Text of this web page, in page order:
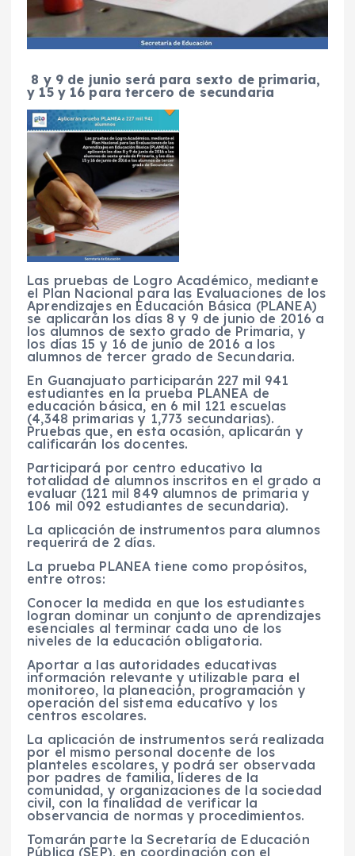
8 y 9 de junio será para sexto de primaria,
y 15 y 16 para tercero de secundaria
Las pruebas de Logro Académico, mediante
el Plan Nacional para las Evaluaciones de los
Aprendizajes en Educación Básica (PLANEA)
se aplicarán los días 8 y 9 de junio de 2016 a
los alumnos de sexto grado de Primaria, y
los días 15 y 16 de junio de 2016 a los
alumnos de tercer grado de Secundaria.
En Guanajuato participarán 227 mil 941
estudiantes en la prueba PLANEA de
educación básica, en 6 mil 121 escuelas
(4,348 primarias y 1,773 secundarias).
Pruebas que, en esta ocasión, aplicarán y
calificarán los docentes.
Participará por centro educativo la
totalidad de alumnos inscritos en el grado a
evaluar (121 mil 849 alumnos de primaria y
106 mil 092 estudiantes de secundaria).
La aplicación de instrumentos para alumnos
requerirá de 2 días.
La prueba PLANEA tiene como propósitos,
entre otros:
Conocer la medida en que los estudiantes
logran dominar un conjunto de aprendizajes
esenciales al terminar cada uno de los
niveles de la educación obligatoria.
Aportar a las autoridades educativas
información relevante y utilizable para el
monitoreo, la planeación, programación y
operación del sistema educativo y los
centros escolares.
La aplicación de instrumentos será realizada
por el mismo personal docente de los
planteles escolares, y podrá ser observada
por padres de familia, líderes de la
comunidad, y organizaciones de la sociedad
civil, con la finalidad de verificar la
observancia de normas y procedimientos.
Tomarán parte la Secretaría de Educación
Pública (SEP), en coordinación con el